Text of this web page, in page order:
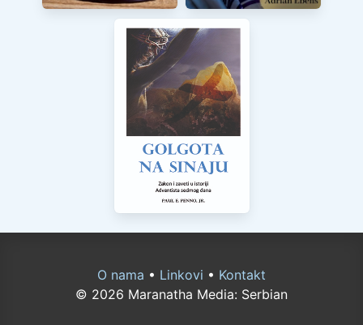
O nama • Linkovi • Kontakt
© 2026 Maranatha Media: Serbian